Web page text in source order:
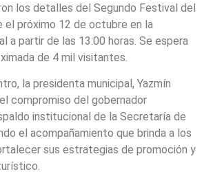
los detalles del Segundo Festival del
el próximo 12 de octubre en la
a partir de las 13:00 horas. Se espera
de 4 mil visitantes.
la presidenta municipal, Yazmín
compromiso del gobernador
institucional de la Secretaría de
el acompañamiento que brinda a los
sus estrategias de promoción y